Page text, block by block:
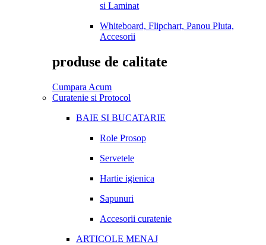
si Laminat
Whiteboard, Flipchart, Panou Pluta,
Accesorii
produse de calitate
Cumpara Acum
Curatenie si Protocol
BAIE SI BUCATARIE
Role Prosop
Servetele
Hartie igienica
Sapunuri
Accesorii curatenie
ARTICOLE MENAJ